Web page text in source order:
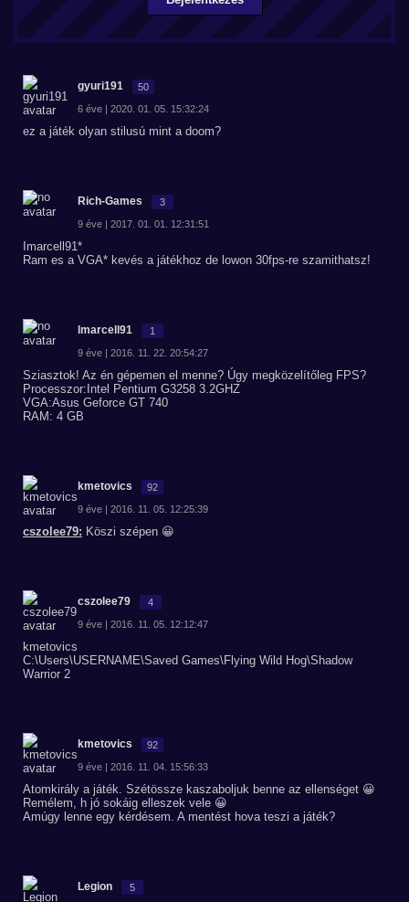
gyuri191 50
6 éve | 2020. 01. 05. 15:32:24
ez a játék olyan stilusú mint a doom?
Rich-Games 3
9 éve | 2017. 01. 01. 12:31:51
Imarcell91*
Ram es a VGA* kevés a játékhoz de lowon 30fps-re szamithatsz!
lmarcell91 1
9 éve | 2016. 11. 22. 20:54:27
Sziasztok! Az én gépemen el menne? Úgy megközelítőleg FPS?
Processzor:Intel Pentium G3258 3.2GHZ
VGA:Asus Geforce GT 740
RAM: 4 GB
kmetovics 92
9 éve | 2016. 11. 05. 12:25:39
cszolee79: Köszi szépen 😀
cszolee79 4
9 éve | 2016. 11. 05. 12:12:47
kmetovics
C:\Users\USERNAME\Saved Games\Flying Wild Hog\Shadow
Warrior 2
kmetovics 92
9 éve | 2016. 11. 04. 15:56:33
Atomkirály a játék. Szétössze kaszaboljuk benne az ellenséget 😀
Remélem, h jó sokáig elleszek vele 😀
Amúgy lenne egy kérdésem. A mentést hova teszi a játék?
Legion 5